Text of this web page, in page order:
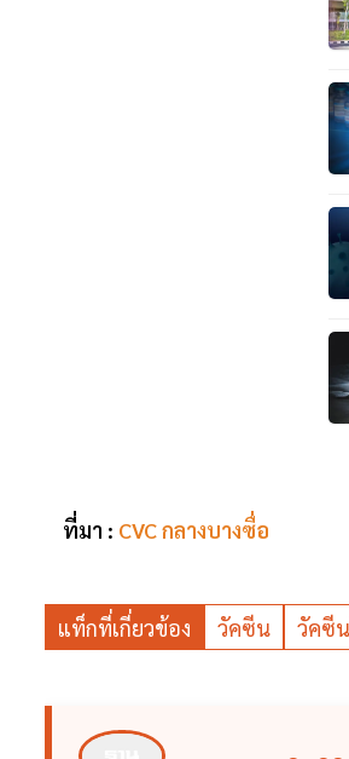
ที่มา : CVC กลางบางซื่อ
แท็กที่เกี่ยวข้อง วัคซีน วัคซี